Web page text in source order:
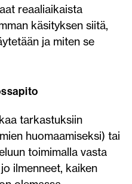
reaaliaikaista
käsityksen siitä,
ja miten se
tarkastuksiin
huomaamiseksi) tai
toimimalla vasta
ilmenneet, kaiken